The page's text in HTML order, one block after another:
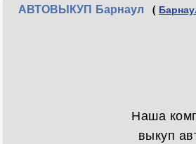
АВТОВЫКУП Барнаул (
Наша
выкуп